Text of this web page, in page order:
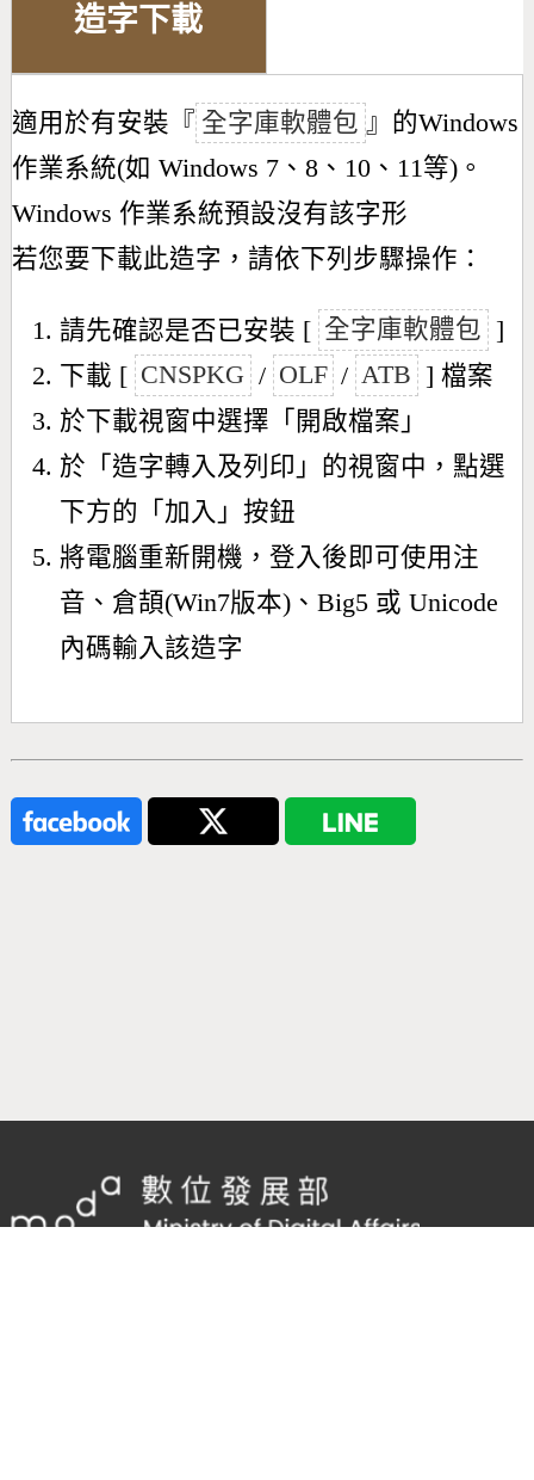
造字下載
適用於有安裝『 全字庫軟體包 』的Windows
作業系統(如 Windows 7、8、10、11等)。
Windows 作業系統預設沒有該字形
若您要下載此造字，請依下列步驟操作：
請先確認是否已安裝 [ 全字庫軟體包 ]
下載 [ CNSPKG / OLF / ATB ] 檔案
於下載視窗中選擇「開啟檔案」
於「造字轉入及列印」的視窗中，點選
下方的「加入」按鈕
將電腦重新開機，登入後即可使用注
音、倉頡(Win7版本)、Big5 或 Unicode
內碼輸入該造字